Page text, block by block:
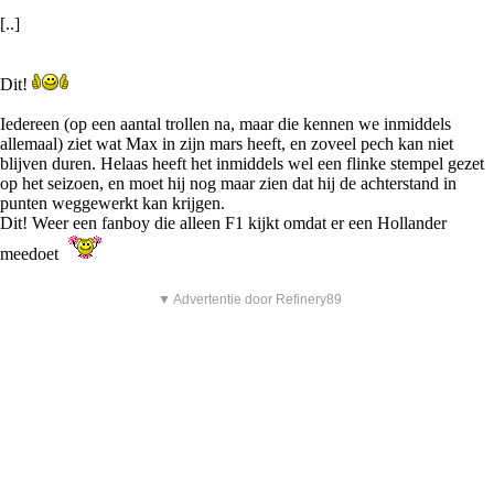
[..]
Dit!
Iedereen (op een aantal trollen na, maar die kennen we inmiddels
allemaal) ziet wat Max in zijn mars heeft, en zoveel pech kan niet
blijven duren. Helaas heeft het inmiddels wel een flinke stempel gezet
op het seizoen, en moet hij nog maar zien dat hij de achterstand in
punten weggewerkt kan krijgen.
Dit! Weer een fanboy die alleen F1 kijkt omdat er een Hollander
meedoet
▼ Advertentie door Refinery89